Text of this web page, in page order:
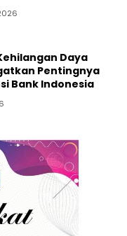
Daya
Pentingnya
Bank Indonesia